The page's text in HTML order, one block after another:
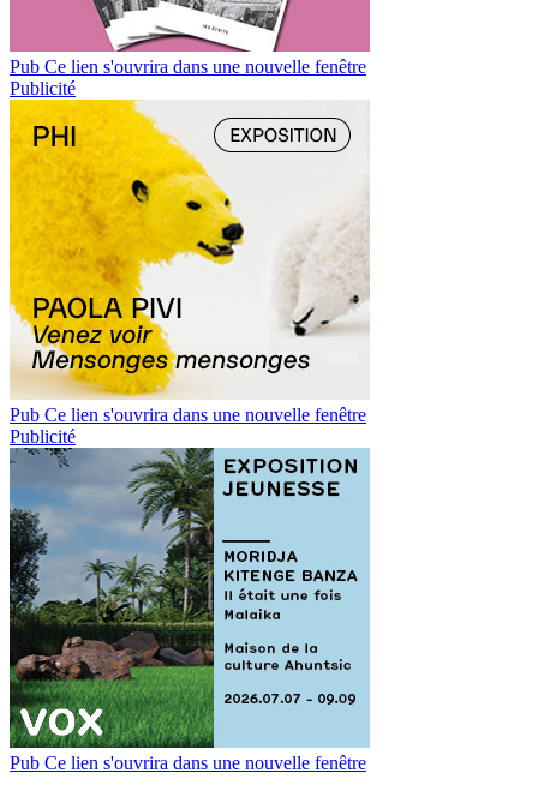
Pub Ce lien s'ouvrira dans une nouvelle fenêtre
Publicité
Pub Ce lien s'ouvrira dans une nouvelle fenêtre
Publicité
Pub Ce lien s'ouvrira dans une nouvelle fenêtre